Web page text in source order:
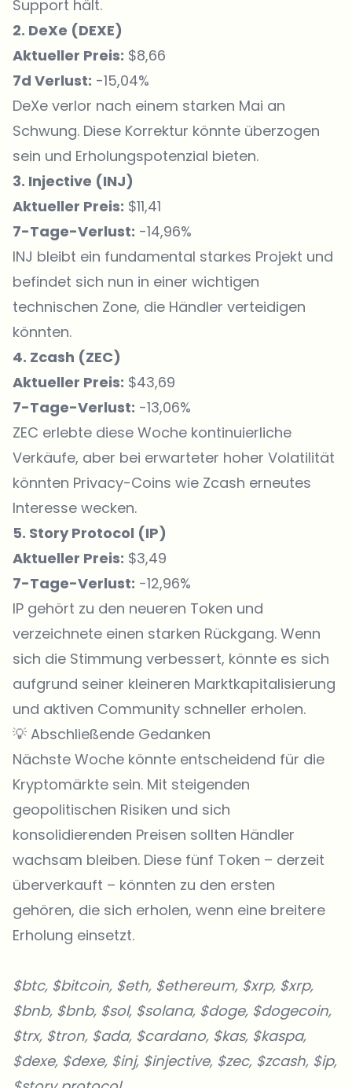
Support hält.
2. DeXe (DEXE)
Aktueller Preis: $8,66
7d Verlust: -15,04%
DeXe verlor nach einem starken Mai an
Schwung. Diese Korrektur könnte überzogen
sein und Erholungspotenzial bieten.
3. Injective (INJ)
Aktueller Preis: $11,41
7-Tage-Verlust: -14,96%
INJ bleibt ein fundamental starkes Projekt und
befindet sich nun in einer wichtigen
technischen Zone, die Händler verteidigen
könnten.
4. Zcash (ZEC)
Aktueller Preis: $43,69
7-Tage-Verlust: -13,06%
ZEC erlebte diese Woche kontinuierliche
Verkäufe, aber bei erwarteter hoher Volatilität
könnten Privacy-Coins wie Zcash erneutes
Interesse wecken.
5. Story Protocol (IP)
Aktueller Preis: $3,49
7-Tage-Verlust: -12,96%
IP gehört zu den neueren Token und
verzeichnete einen starken Rückgang. Wenn
sich die Stimmung verbessert, könnte es sich
aufgrund seiner kleineren Marktkapitalisierung
und aktiven Community schneller erholen.
💡 Abschließende Gedanken
Nächste Woche könnte entscheidend für die
Kryptomärkte sein. Mit steigenden
geopolitischen Risiken und sich
konsolidierenden Preisen sollten Händler
wachsam bleiben. Diese fünf Token – derzeit
überverkauft – könnten zu den ersten
gehören, die sich erholen, wenn eine breitere
Erholung einsetzt.
$btc, $bitcoin, $eth, $ethereum, $xrp, $xrp,
$bnb, $bnb, $sol, $solana, $doge, $dogecoin,
$trx, $tron, $ada, $cardano, $kas, $kaspa,
$dexe, $dexe, $inj, $injective, $zec, $zcash, $ip,